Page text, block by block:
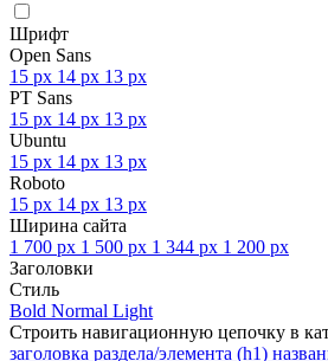
Шрифт
Open Sans
15 px 14 px 13 px
PT Sans
15 px 14 px 13 px
Ubuntu
15 px 14 px 13 px
Roboto
15 px 14 px 13 px
Ширина сайта
1 700 px 1 500 px 1 344 px 1 200 px
Заголовки
Стиль
Bold Normal Light
Строить навигационную цепочку в
заголовка раздела/элемента (h1)